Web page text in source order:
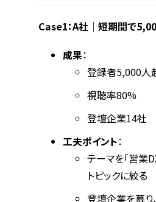
Case1：A社｜短期間で
成果：
登録者5,000人
視聴率80%
登壇企業14社
工夫ポイント：
テーマを「営業
トピックに絞る
登壇企業を募り